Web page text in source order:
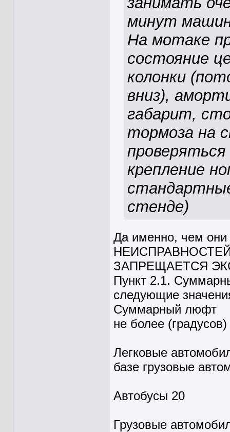
минут
На мотаке
состояние
колонки
вниз),
габарит,
тормоза на
крепление
стенде)
Да именно, чем
ЗАПРЕЩАЕТСЯ
Пункт 2.1.
следующие
Суммарный люфт
не более (градусов)
Легковые
базе грузовые
Автобусы 20
Грузовые